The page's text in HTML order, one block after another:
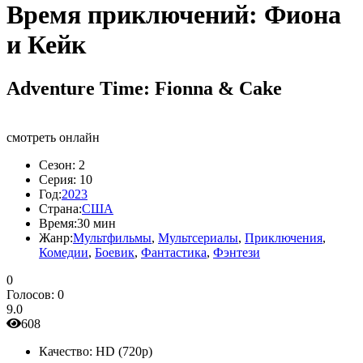
Время приключений: Фиона
и Кейк
Adventure Time: Fionna & Cake
смотреть онлайн
Сезон: 2
Серия: 10
Год:2023
Страна:США
Время:30 мин
Жанр:Мультфильмы, Мультсериалы, Приключения,
Комедии, Боевик, Фантастика, Фэнтези
0
Голосов: 0
9.0
608
Качество: HD (720p)